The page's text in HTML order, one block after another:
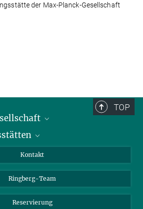
der Max-Planck-Gesellschaft
TOP
Tübingen
Heidelberg
Kontakt
Ringberg-Team
Reservierung